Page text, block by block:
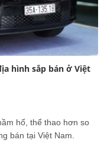
hình sắp bán ở Việt
hố, thể thao hơn so
bán tại Việt Nam.